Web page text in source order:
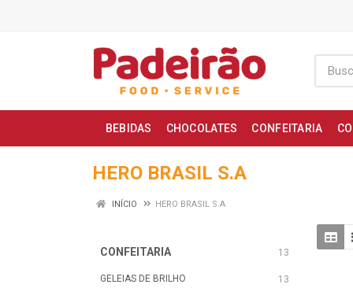
BEBIDAS CHOCOLATES CONFEITARIA
HERO BRASIL S.A
INÍCIO HERO BRASIL S.A
CONFEITARIA 13
GELEIAS DE BRILHO 13